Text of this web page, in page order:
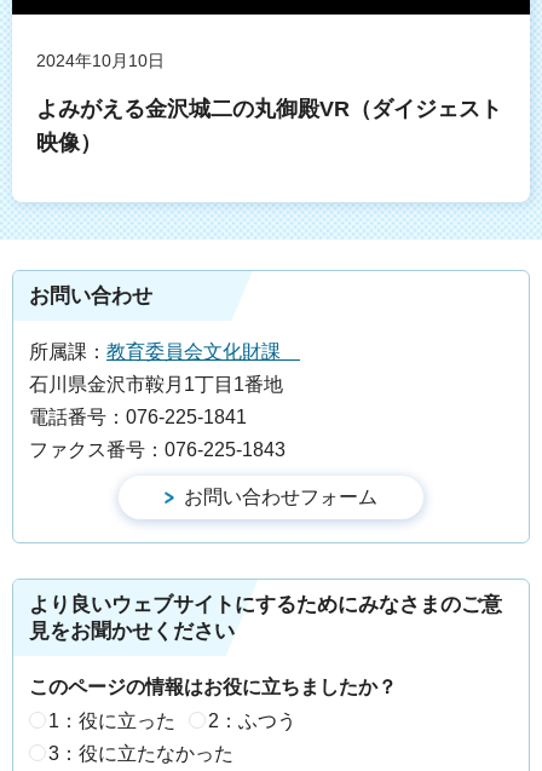
2024年10月10日
よみがえる金沢城二の丸御殿VR（ダイジェスト
映像）
お問い合わせ
所属課： 教育委員会文化財課
石川県金沢市鞍月1丁目1番地
電話番号：076-225-1841
ファクス番号：076-225-1843
より良いウェブサイトにするためにみなさまのご意
見をお聞かせください
このページの情報はお役に立ちましたか？
1：役に立った
2：ふつう
3：役に立たなかった